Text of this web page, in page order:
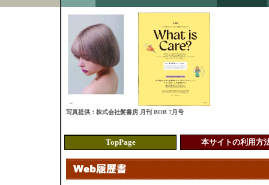
写真提供：株式会社髪書房 月刊 BOB 7月号
TopPage 本サイトの利用